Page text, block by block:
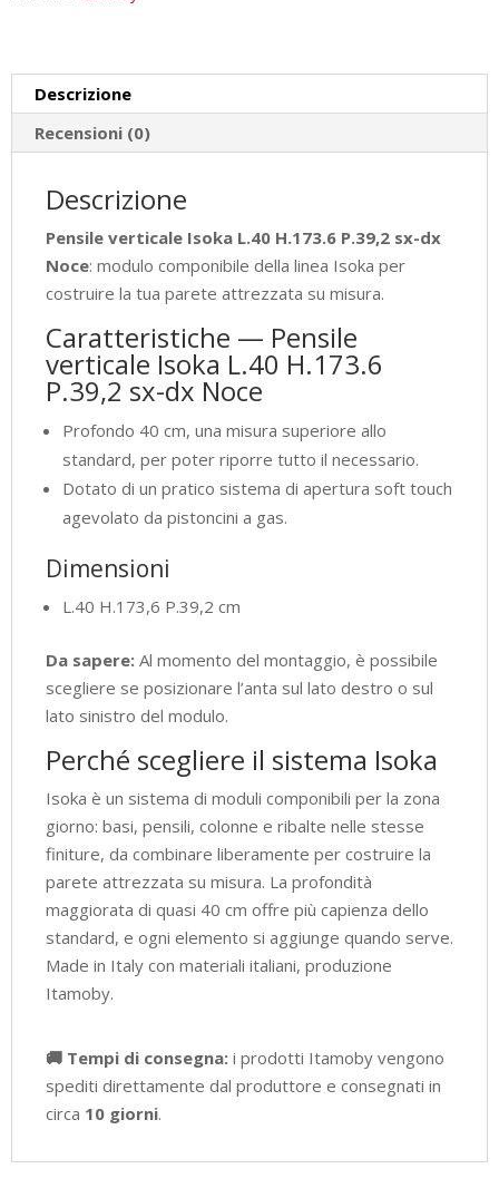
Noce
quantità
Descrizione
Recensioni (0)
Descrizione
Pensile verticale Isoka L.40 H.173.6 P.39,2 sx-dx
Noce: modulo componibile della linea Isoka per
costruire la tua parete attrezzata su misura.
Caratteristiche — Pensile
verticale Isoka L.40 H.173.6
P.39,2 sx-dx Noce
Profondo 40 cm, una misura superiore allo
standard, per poter riporre tutto il necessario.
Dotato di un pratico sistema di apertura soft touch
agevolato da pistoncini a gas.
Dimensioni
L.40 H.173,6 P.39,2 cm
Da sapere: Al momento del montaggio, è possibile
scegliere se posizionare l’anta sul lato destro o sul
lato sinistro del modulo.
Perché scegliere il sistema Isoka
Isoka è un sistema di moduli componibili per la zona
giorno: basi, pensili, colonne e ribalte nelle stesse
finiture, da combinare liberamente per costruire la
parete attrezzata su misura. La profondità
maggiorata di quasi 40 cm offre più capienza dello
standard, e ogni elemento si aggiunge quando serve.
Made in Italy con materiali italiani, produzione
Itamoby.
🚚 Tempi di consegna: i prodotti Itamoby vengono
spediti direttamente dal produttore e consegnati in
circa 10 giorni.